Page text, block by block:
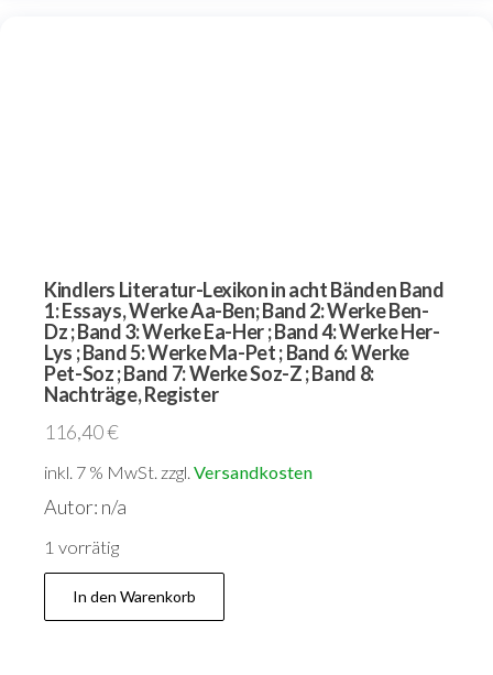
Kindlers Literatur-Lexikon in acht Bänden Band
1: Essays, Werke Aa-Ben; Band 2: Werke Ben-
Dz ; Band 3: Werke Ea-Her ; Band 4: Werke Her-
Lys ; Band 5: Werke Ma-Pet ; Band 6: Werke
Pet-Soz ; Band 7: Werke Soz-Z ; Band 8:
Nachträge, Register
116,40€
inkl. 7 % MwSt. zzgl. Versandkosten
Autor: n/a
1 vorrätig
Kindlers
Literatur-
In den Warenkorb